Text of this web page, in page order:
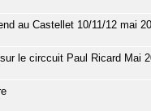
au Castellet 10/11/12 mai
le circcuit Paul Ricard Mai